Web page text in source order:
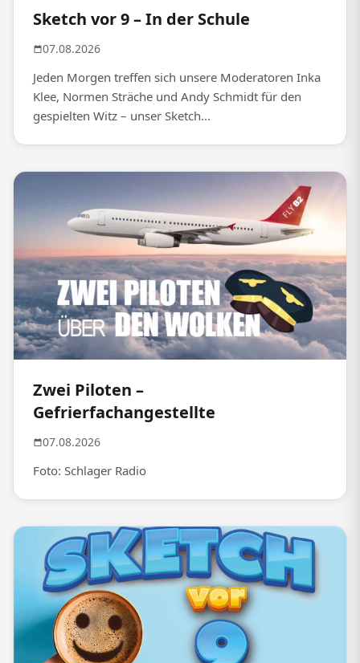
Sketch vor 9 – In der Schule
07.08.2026
Jeden Morgen treffen sich unsere Moderatoren Inka
Klee, Normen Sträche und Andy Schmidt für den
gespielten Witz – unser Sketch...
Zwei Piloten –
Gefrierfachangestellte
07.08.2026
Foto: Schlager Radio